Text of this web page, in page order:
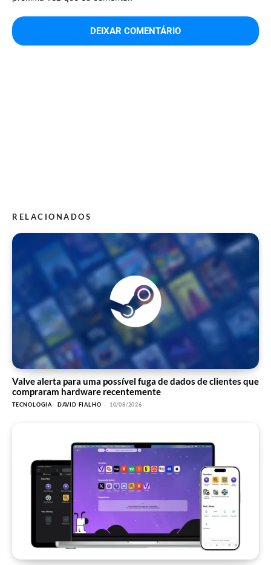
RELACIONADOS
Valve alerta para uma possível fuga de dados de clientes que
compraram hardware recentemente
TECNOLOGIA DAVID FIALHO - 10/08/2026